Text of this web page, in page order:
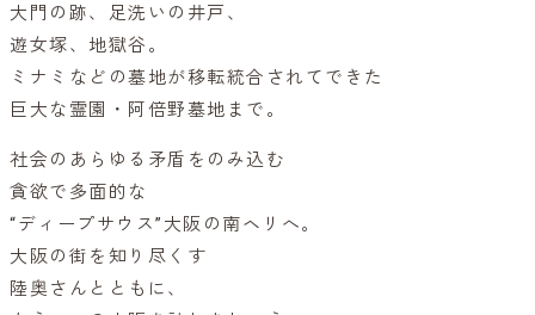
大門の跡、足洗いの井戸、
遊女塚、地獄谷。
ミナミなどの墓地が移転統合されてできた
巨大な霊園・阿倍野墓地まで。
社会のあらゆる矛盾をのみ込む
貪欲で多面的な
“ディープサウス”大阪の南ヘリへ。
大阪の街を知り尽くす
陸奥さんとともに、